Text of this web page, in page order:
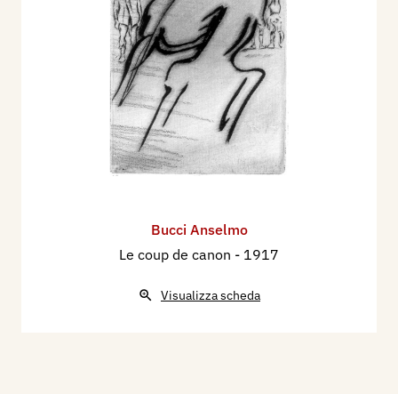
Bucci Anselmo
Le coup de canon - 1917
Visualizza scheda